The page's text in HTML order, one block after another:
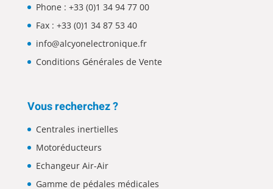
Phone : +33 (0)1 34 94 77 00
Fax : +33 (0)1 34 87 53 40
info@alcyonelectronique.fr
Conditions Générales de Vente
Vous recherchez ?
Centrales inertielles
Motoréducteurs
Echangeur Air-Air
Gamme de pédales médicales